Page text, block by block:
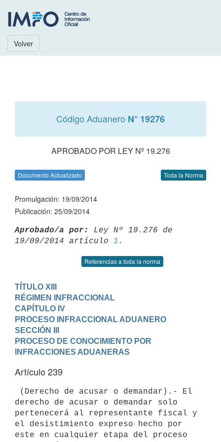
Volver
Código Aduanero N° 19276
APROBADO POR LEY Nº 19.276
Documento Actualizado Toda la Norma
Promulgación: 19/09/2014
Publicación: 25/09/2014
Aprobado/a por:
Ley Nº 19.276 de
19/09/2014 artículo 1
Referencias a toda la norma
TÍTULO XIII
RÉGIMEN INFRACCIONAL
CAPÍTULO IV
PROCESO INFRACCIONAL ADUANERO
SECCIÓN III
PROCESO DE CONOCIMIENTO POR
INFRACCIONES ADUANERAS
Artículo 239
derecho de acusar o demandar solo
pertenecerá al representante fiscal y
el desistimiento expreso hecho por
este en cualquier etapa del proceso